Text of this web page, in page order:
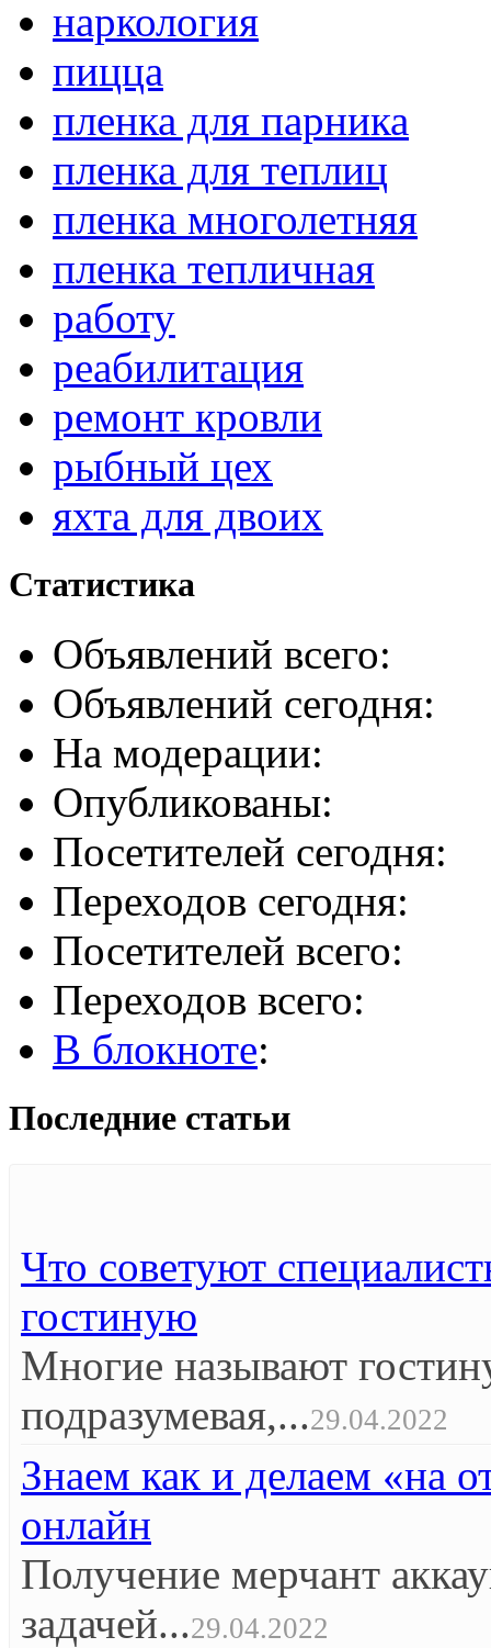
наркология
пицца
пленка для парника
пленка для теплиц
пленка многолетняя
пленка тепличная
работу
реабилитация
ремонт кровли
рыбный цех
яхта для двоих
Статистика
Объявлений всего:
Объявлений сегодня:
На модерации:
Опубликованы:
Посетителей сегодня:
Переходов сегодня:
Посетителей всего:
Переходов всего:
В блокноте:
Последние статьи
Что советуют
гостиную
Многие называют
подразумевая,...29.04.2022
Знаем как и делаем «на
онлайн
Получение мерчант
задачей...29.04.2022